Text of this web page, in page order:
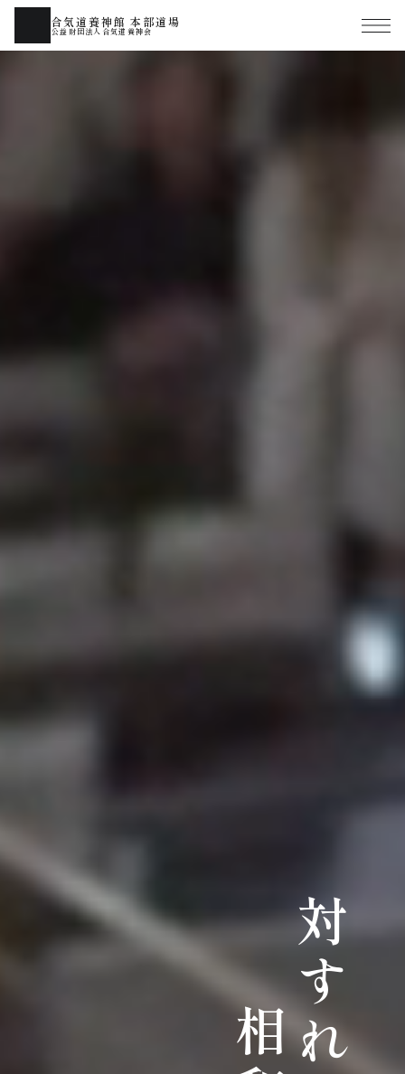
合気道養神館 本部道場
公益財団法人合気道養神会
対すれば